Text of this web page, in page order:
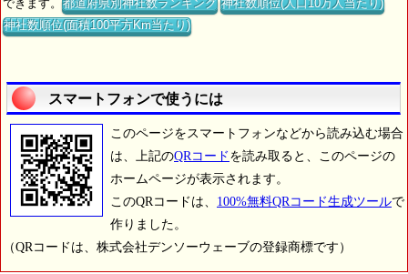
できます。都道府県別神社数ランキング 神社数順位(人口10万人当たり)
神社数順位(面積100平方Km当たり)
スマートフォンで使うには
このページをスマートフォンなどから読み込む場合
は、上記のQRコード を読み取ると、このページの
ホームページが表示されます。
このQRコードは、 100%無料QRコード生成ツールで
作りました。
（QRコードは、株式会社デンソーウェーブの登録商標です）